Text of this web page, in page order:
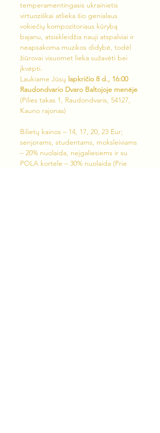
temperamentingasis ukrainietis
virtuoziškai atlieka šio genialaus
vokiečių kompozitoriaus kūrybą
bajanu, atsiskleidžia nauji atspalviai ir
neapsakoma muzikos didybė, todėl
žiūrovai visuomet lieka sužavėti bei
įkvėpti.
Laukiame Jūsų lapkričio 8 d., 16:00
Raudondvario Dvaro Baltojoje menėje
(Pilies takas 1, Raudondvaris, 54127,
Kauno rajonas)
Bilietų kainos – 14, 17, 20, 23 Eur;
senjorams, studentams, moksleiviams
– 20% nuolaida, neįgaliesiems ir su
POLA kortele – 30% nuolaida (Prie